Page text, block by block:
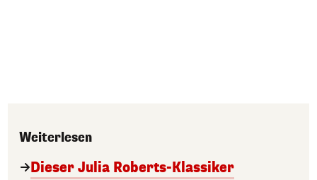
Weiterlesen
Dieser Julia Roberts-Klassiker